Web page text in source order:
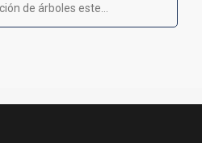
de árboles este...